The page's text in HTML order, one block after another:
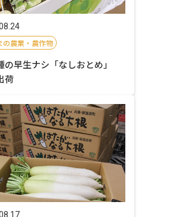
の農業・農作物
の早生ナシ「なしおとめ」
荷